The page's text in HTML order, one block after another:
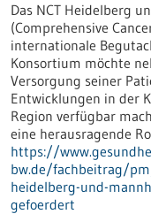
Das NCT Heidelberg
(Comprehensive
internationale
Konsortium möchte
Versorgung seiner
Entwicklungen in der
Region verfügbar
eine herausragende
https://
bw.de/fachbeitrag/
heidelberg-und-
gefoerdert